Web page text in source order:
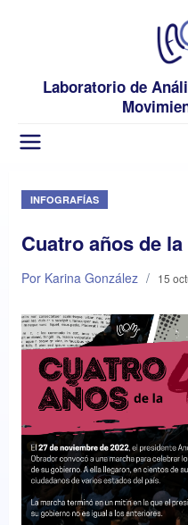
Laboratorio de
INFOGRAFÍAS
Cuatro años de la
Por Karina González / 15